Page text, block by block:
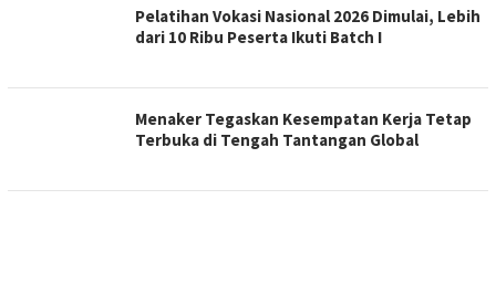
Pelatihan Vokasi Nasional 2026 Dimulai, Lebih
dari 10 Ribu Peserta Ikuti Batch I
Menaker Tegaskan Kesempatan Kerja Tetap
Terbuka di Tengah Tantangan Global